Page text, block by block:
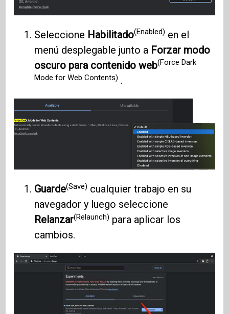
Seleccione Habilitado(Enabled) en el
menú desplegable junto a Forzar modo
oscuro para contenido web(Force Dark
Mode for Web Contents) .
Guarde(Save) cualquier trabajo en su
navegador y luego seleccione
Relanzar(Relaunch) para aplicar los
cambios.